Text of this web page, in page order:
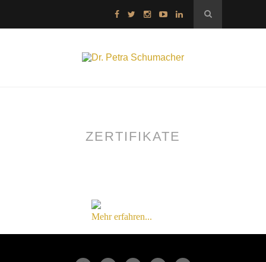
ZERTIFIKATE
Mehr erfahren...